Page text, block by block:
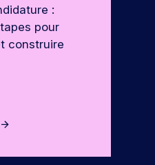
:
pour
construire